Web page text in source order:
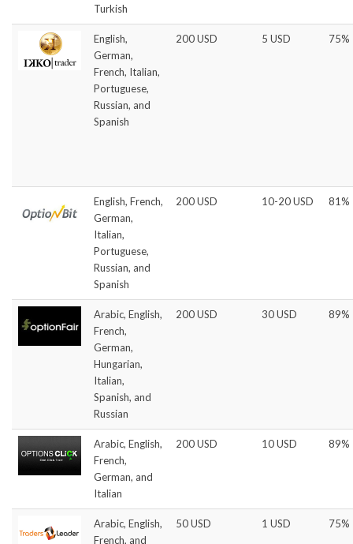
Turkish
English,
German,
French, Italian,
Portuguese,
Russian, and
Spanish
200 USD 5 USD 75%
English, French,
German,
Italian,
Portuguese,
Russian, and
Spanish
200 USD 10-20 USD 81%
Arabic, English,
French,
German,
Hungarian,
Italian,
Spanish, and
Russian
200 USD 30 USD 89%
Arabic, English,
French,
German, and
Italian
200 USD 10 USD 89%
Arabic, English,
French, and
50 USD 1 USD 75%